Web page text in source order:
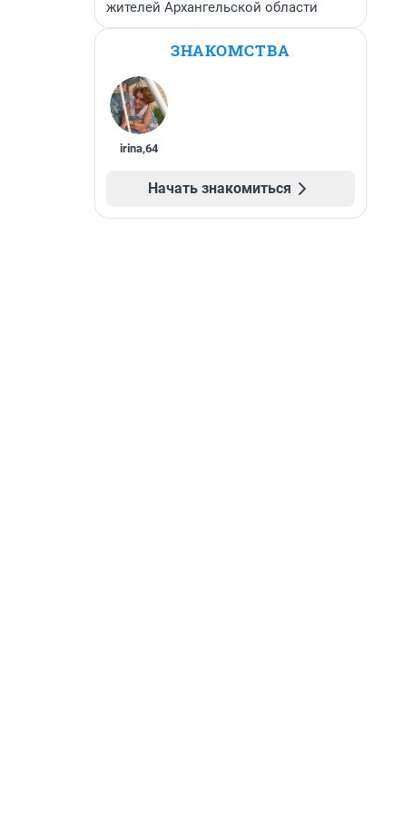
жителей Архангельской области
ЗНАКОМСТВА
irina,64
Начать знакомиться